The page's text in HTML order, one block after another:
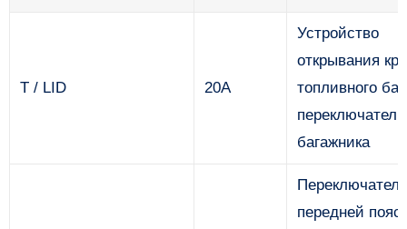
Т / LID 20А
Устройство
открывания
топливного
багажника
Переключатель
передней